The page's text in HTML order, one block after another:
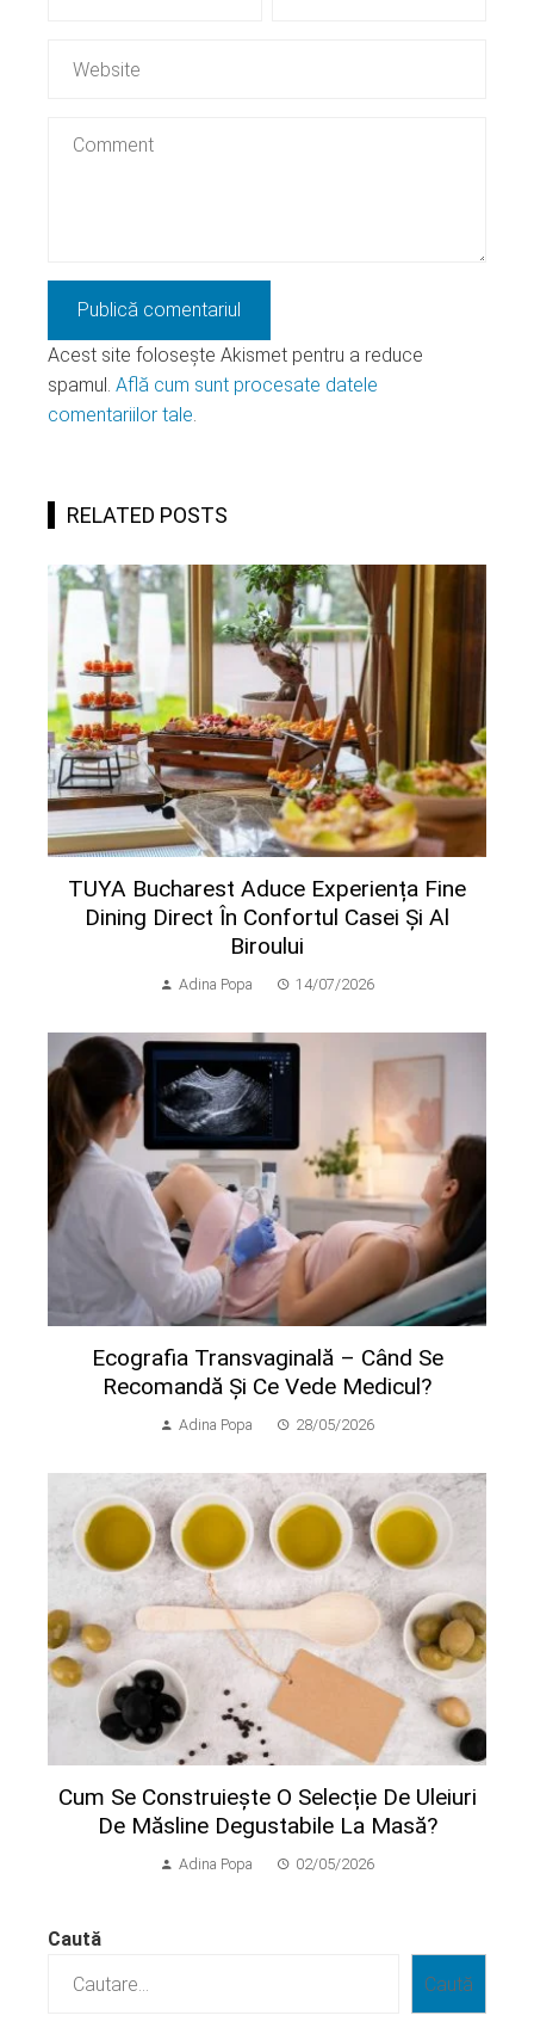
Acest site folosește Akismet pentru a reduce
spamul. Află cum sunt procesate datele
comentariilor tale.
RELATED POSTS
TUYA Bucharest Aduce Experiența Fine
Dining Direct În Confortul Casei Și Al
Biroului
Adina Popa 14/07/2026
Ecografia Transvaginală – Când Se
Recomandă Și Ce Vede Medicul?
Adina Popa 28/05/2026
Cum Se Construiește O Selecție De Uleiuri
De Măsline Degustabile La Masă?
Adina Popa 02/05/2026
Caută
Caută